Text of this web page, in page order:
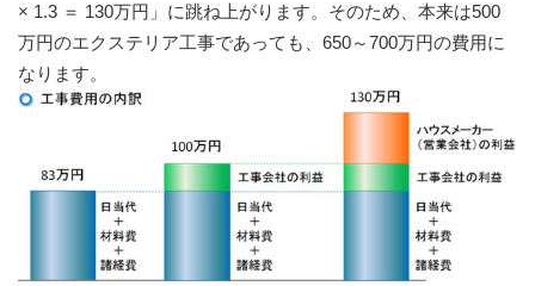
× 1.3 ＝ 130万円」に跳ね上がります。そのため、本来は500
万円のエクステリア工事であっても、650～700万円の費用に
なります。